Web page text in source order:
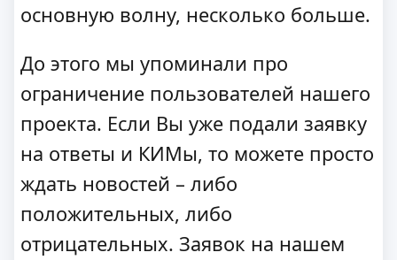
основную волну, несколько больше.
До этого мы упоминали про
ограничение пользователей нашего
проекта. Если Вы уже подали заявку
на ответы и КИМы, то можете просто
ждать новостей – либо
положительных, либо
отрицательных. Заявок на нашем